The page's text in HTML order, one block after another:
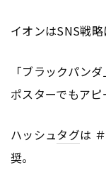
イオンはSNS戦略
「ブラックパン
ポスターでもアピ
ハッシュタグは
奨。